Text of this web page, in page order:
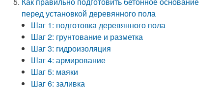
перед установкой деревянного пола
Шаг 1: подготовка деревянного пола
Шаг 2: грунтование и разметка
Шаг 3: гидроизоляция
Шаг 4: армирование
Шаг 5: маяки
Шаг 6: заливка